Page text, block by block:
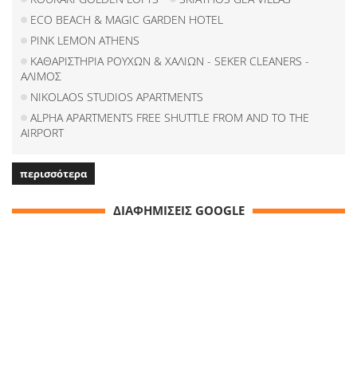
ECO BEACH & MAGIC GARDEN HOTEL
PINK LEMON ATHENS
ΚΑΘΑΡΙΣΤΗΡΙΑ ΡΟΥΧΩΝ & ΧΑΛΙΩΝ - SEKER CLEANERS -
ΑΛΙΜΟΣ
NIKOLAOS STUDIOS APARTMENTS
ALPHA APARTMENTS FREE SHUTTLE FROM AND TO THE
AIRPORT
περισσότερα
ΔΙΑΦΗΜΙΣΕΙΣ GOOGLE